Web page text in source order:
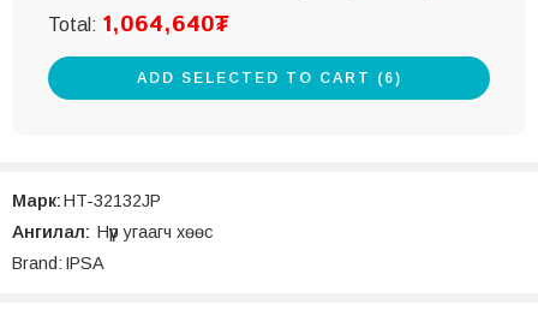
Total: 1,064,640₮
ADD SELECTED TO CART (6)
Марк:HT-32132JP
Ангилал: Нүүр угаагч хөөс
Brand: IPSA